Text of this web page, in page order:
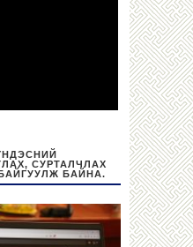
СУРТАЛЧЛАХ
БАЙНА.